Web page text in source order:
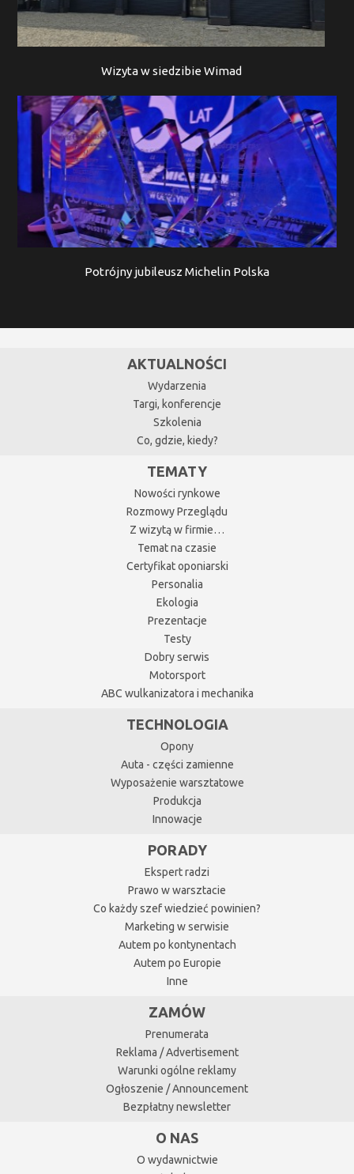
Wizyta w siedzibie Wimad
Potrójny jubileusz Michelin Polska
AKTUALNOŚCI
Wydarzenia
Targi, konferencje
Szkolenia
Co, gdzie, kiedy?
TEMATY
Nowości rynkowe
Rozmowy Przeglądu
Z wizytą w firmie…
Temat na czasie
Certyfikat oponiarski
Personalia
Ekologia
Prezentacje
Testy
Dobry serwis
Motorsport
ABC wulkanizatora i mechanika
TECHNOLOGIA
Opony
Auta - części zamienne
Wyposażenie warsztatowe
Produkcja
Innowacje
PORADY
Ekspert radzi
Prawo w warsztacie
Co każdy szef wiedzieć powinien?
Marketing w serwisie
Autem po kontynentach
Autem po Europie
Inne
ZAMÓW
Prenumerata
Reklama / Advertisement
Warunki ogólne reklamy
Ogłoszenie / Announcement
Bezpłatny newsletter
O NAS
O wydawnictwie